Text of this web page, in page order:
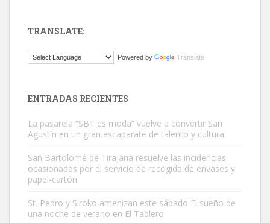
El ayuntamiento se va a llevar a Los Gatos callejeros de la zona los
Gato manso encontrado
Este gato macho ha aparecido en la calle hace menos de un mes,
es muy manso y extremadamente cari...
TRANSLATE:
Powered by Translate
ENTRADAS RECIENTES
La pasarela “SBT es moda” vuelve a convertir San
Agustín en un gran escaparate de talento y cultura.
San Bartolomé de Tirajana resuelve las incidencias
ocasionadas por el servicio de recogida de envases y
papel-cartón
St. Pedro y Siroko amenizan este sábado El sueño de
una noche de verano en El Tablero